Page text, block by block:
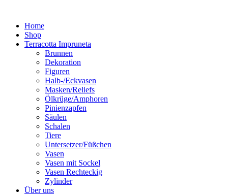
springenHome
Shop
Terracotta Impruneta
Brunnen
Dekoration
Figuren
Halb-/Eckvasen
Masken/Reliefs
Ölkrüge/Amphoren
Pinienzapfen
Säulen
Schalen
Tiere
Untersetzer/Füßchen
Vasen
Vasen mit Sockel
Vasen Rechteckig
Zylinder
Über uns